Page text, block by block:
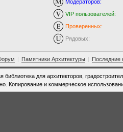
Модераторов:
VIP пользователей:
Проверенных:
Рядовых:
| Памятники Архитектуры | Последние
библиотека для архитекторов,
Копирование и коммерческое